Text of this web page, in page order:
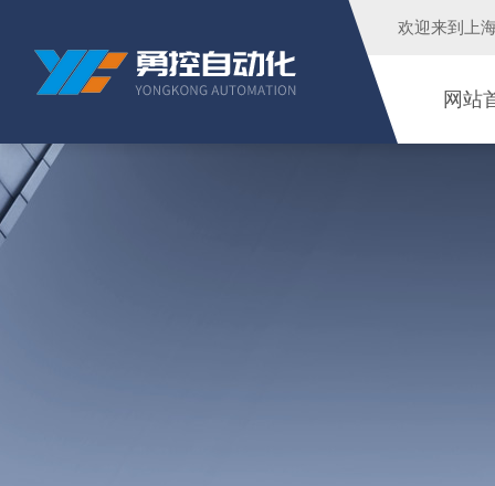
欢迎来到 上
网站